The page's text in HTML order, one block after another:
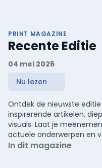
PRINT MAGAZINE
Recente Editie
04 mei 2026
Nu lezen
Ontdek de nieuwste
inspirerende artikelen,
visuals. Laat je
actuele onderwerpen en
In dit magazine